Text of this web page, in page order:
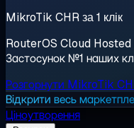
MikroTik CHR за 1 клік
RouterOS Cloud
Застосунок №1 наших
Розгорнути MikroTik
Відкрити весь
Ціноутворення